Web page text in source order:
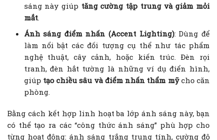
sáng này giúp tăng cường tập trung và giảm mỏi
mắt.
Ánh sáng điểm nhấn (Accent Lighting): Dùng để
làm nổi bật các đối tượng cụ thể như tác phẩm
nghệ thuật, cây cảnh, hoặc kiến trúc. Đèn rọi
tranh, đèn hắt tường là những ví dụ điển hình,
giúp tạo chiều sâu và điểm nhấn thẩm mỹcho căn
phòng.
Bằng cách kết hợp linh hoạt ba lớp ánh sáng này, bạn
có thể tạo ra các “công thức ánh sáng” phù hợp cho
từng hoạt động: ánh sáng trắng trung tính, cường độ